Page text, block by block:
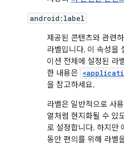
android:label
제공된 콘텐츠와 관련
라벨입니다. 이 속성을
이션 전체에 설정된 라
한 내용은
을 참고하세요.
라벨은 일반적으로 사
열처럼 현지화될 수 있
로 설정합니다. 하지만
동안 편의를 위해 라벨